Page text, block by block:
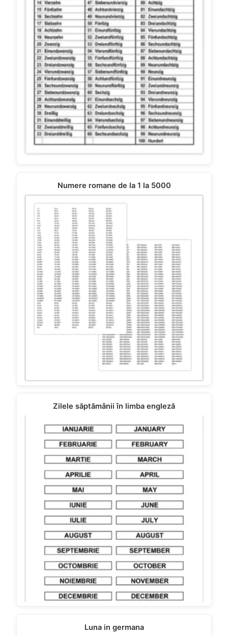
Numere romane de la 1 la 5000
Zilele săptămânii în limba engleză
Luna in germana